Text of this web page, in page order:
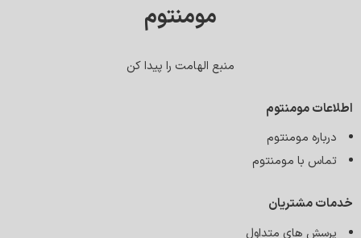
مومنتوم
منبع الهامت را پیدا کن
اطلاعات مومنتوم
درباره مومنتوم
تماس با مومنتوم
خدمات مشتریان
پرسش های متداول